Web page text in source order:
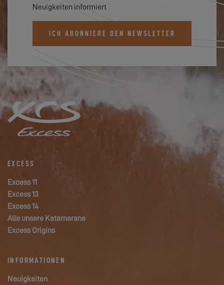
Neuigkeiten informiert
ICH ABONNIERE DEN NEWSLETTER
EXCESS
Excess 11
Excess 13
Excess 14
Alle unsere Katamarane
Excess Origins
INFORMATIONEN
Neuigkeiten